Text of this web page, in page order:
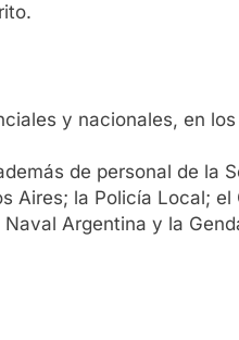
y nacionales, en
de personal de la
Aires; la Policía Local;
Argentina y la